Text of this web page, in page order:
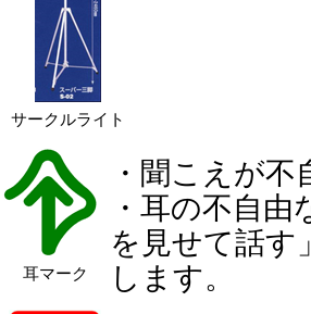
サークルライト
耳マーク
・聞こえが
・耳の不自
を見せて話す
します。